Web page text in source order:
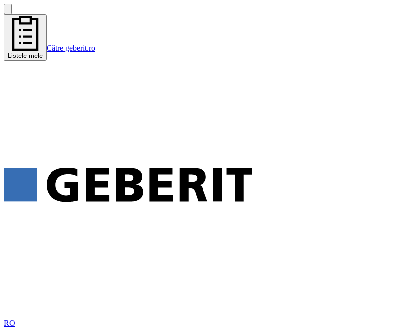
Listele mele
Către geberit.ro
RO